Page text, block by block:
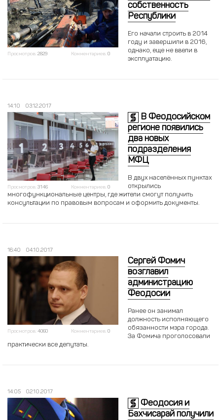
Просмотров: 2829 Комментариев: 0
собственность
Республики
Его начали строить в 2014
году и завершили в 2016,
однако, еще не ввели в
эксплуатацию.
14:10 03.12.2017
Просмотров: 3146 Комментариев: 0
В Феодосийском
регионе появились
два новых
подразделения
МФЦ
В двух населённых пунктах
открылись
многофункциональные центры, где жители смогут получить
консультации по правовым вопросам и оформить документы.
16:40 04.10.2017
Просмотров: 4060 Комментариев: 0
Сергей Фомич
возглавил
администрацию
Феодосии
Ранее он занимал
должность исполняющего
обязанности мэра города.
За Фомича проголосовали
практически все депутаты.
14:05 02.10.2017
Феодосия и
Бахчисарай получили